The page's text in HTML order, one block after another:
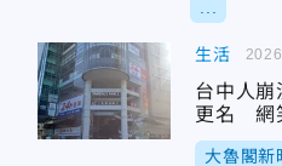
生活
台中人崩
更名 網
大魯閣新